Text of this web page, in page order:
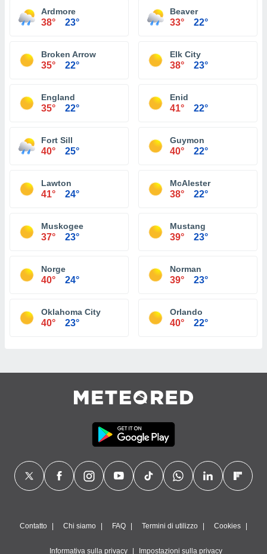
Ardmore
38° 23°
Beaver
33° 22°
Broken Arrow
35° 22°
Elk City
38° 23°
England
35° 22°
Enid
41° 22°
Fort Sill
40° 25°
Guymon
40° 22°
Lawton
41° 24°
McAlester
38° 22°
Muskogee
37° 23°
Mustang
39° 23°
Norge
40° 24°
Norman
39° 23°
Oklahoma City
40° 23°
Orlando
40° 22°
Contatto Chi siamo FAQ Termini di utilizzo Cookies
Informativa sulla privacy Impostazioni sulla privacy